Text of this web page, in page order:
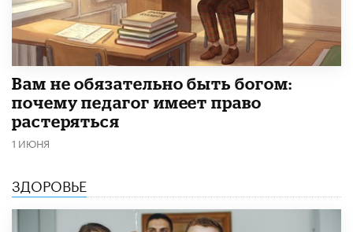
​Вам не обязательно быть богом:
почему педагог имеет право
растеряться
1 ИЮНЯ
ЗДОРОВЬЕ